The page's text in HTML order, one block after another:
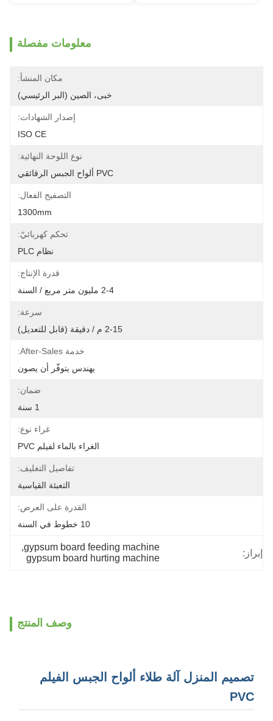
معلومات مفصلة
مكان المنشأ:
خبى، الصين (البر الرئيسي)
إصدار الشهادات:
ISO CE
نوع اللوحة النهائية:
PVC ألواح الجبس الرقائقي
التصفيح الفعال:
1300mm
تحكم كهربائيّ:
نظام PLC
قدرة الإنتاج:
2-4 مليون متر مربع / السنة
سرعة:
2-15 م / دقيقة (قابل للتعديل)
خدمة After-Sales:
يهندس يتوفّر أن يصون
ضمان:
1 سنة
غراء نوع:
الغراء بالماء لفيلم PVC
تفاصيل التغليف:
التعبئة القياسية
القدرة على العرض:
10 خطوط في السنة
إبراز:
gypsum board feeding machine
,
gypsum board hurting machine
وصف المنتج
تصميم المنزل آلة طلاء ألواح الجبس الفيلم
PVC